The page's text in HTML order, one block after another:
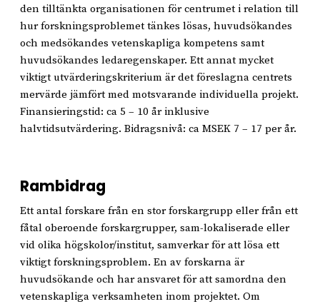
den tilltänkta organisationen för centrumet i relation till
hur forskningsproblemet tänkes lösas, huvudsökandes
och medsökandes vetenskapliga kompetens samt
huvudsökandes ledaregenskaper. Ett annat mycket
viktigt utvärderingskriterium är det föreslagna centrets
mervärde jämfört med motsvarande individuella projekt.
Finansieringstid: ca 5 – 10 år inklusive
halvtidsutvärdering. Bidragsnivå: ca MSEK 7 – 17 per år.
Rambidrag
Ett antal forskare från en stor forskargrupp eller från ett
fåtal oberoende forskargrupper, sam-lokaliserade eller
vid olika högskolor/institut, samverkar för att lösa ett
viktigt forskningsproblem. En av forskarna är
huvudsökande och har ansvaret för att samordna den
vetenskapliga verksamheten inom projektet. Om